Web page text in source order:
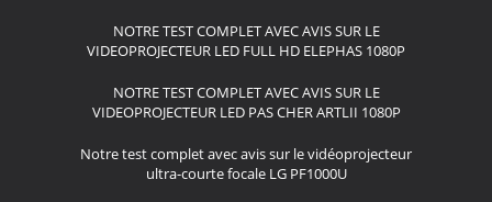
NOTRE TEST COMPLET AVEC AVIS SUR LE
VIDEOPROJECTEUR LED FULL HD ELEPHAS 1080P
NOTRE TEST COMPLET AVEC AVIS SUR LE
VIDEOPROJECTEUR LED PAS CHER ARTLII 1080P
Notre test complet avec avis sur le vidéoprojecteur
ultra-courte focale LG PF1000U